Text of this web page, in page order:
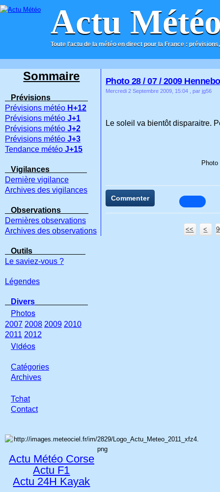
Actu
Toute l'actu de la météo en direct pour la France :
ACCUEIL CONTACT
Photo 28 / 07 / 2009
Mercredi 2 Septembre 2009, 15:04 , par jg56
Le soleil va bientôt disparaitre.
Commenter
<< <
Sommaire
Prévisions
Prévisions météo H+12
Prévisions météo J+1
Prévisions météo J+2
Prévisions météo J+3
Tendance météo J+15
Vigilances
Dernière vigilance
Archives des vigilances
Observations
Dernières observations
Archives des observations
Outils
Le saviez-vous ?
Légendes
Divers
Photos
2007 2008 2009 2010
2011 2012
Vidéos
Catégories
Archives
Tchat
Contact
Actu Météo Corse
Actu F1
Actu 24H Kayak